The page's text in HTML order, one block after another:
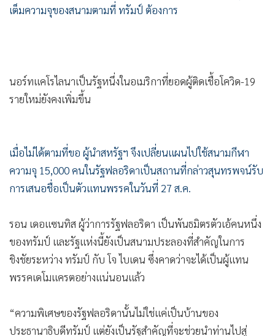
เต็มความจุของสนามตามที่ ทรัมป์ ต้องการ
นอร์ทแคโรไลนาเป็นรัฐหนึ่งในอเมริกาที่ยอดผู้ติดเชื้อโควิด-19
รายใหม่ยังคงเพิ่มขึ้น
เมื่อไม่ได้ตามที่ขอ ผู้นำสหรัฐฯ จึงเปลี่ยนแผนไปใช้สนามกีฬา
ความจุ 15,000 คนในรัฐฟลอริดาเป็นสถานที่กล่าวสุนทรพจน์รับ
การเสนอชื่อเป็นตัวแทนพรรคในวันที่ 27 ส.ค.
รอน เดอแซนทิส ผู้ว่าการรัฐฟลอริดา เป็นพันธมิตรตัวเอ้คนหนึ่ง
ของทรัมป์ และรัฐแห่งนี้ยังเป็นสนามประลองที่สำคัญในการ
ชิงชัยระหว่าง ทรัมป์ กับ โจ ไบเดน ซึ่งคาดว่าจะได้เป็นผู้แทน
พรรคเดโมแครตอย่างแน่นอนแล้ว
“ความพิเศษของรัฐฟลอริดานั้นไม่ใช่แค่เป็นบ้านของ
ประธานาธิบดีทรัมป์ แต่ยังเป็นรัฐสำคัญที่จะช่วยนำท่านไปสู่